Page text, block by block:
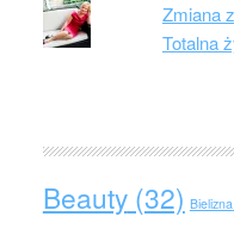
Zmiana
Totalna
Beauty(32) Bielizna